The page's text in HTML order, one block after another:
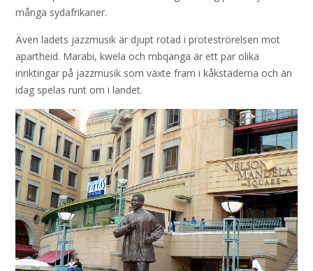
många sydafrikaner.
Även ladets jazzmusik är djupt rotad i proteströrelsen mot
apartheid. Marabi, kwela och mbqanga är ett par olika
inriktingar på jazzmusik som växte fram i kåkstäderna och än
idag spelas runt om i landet.